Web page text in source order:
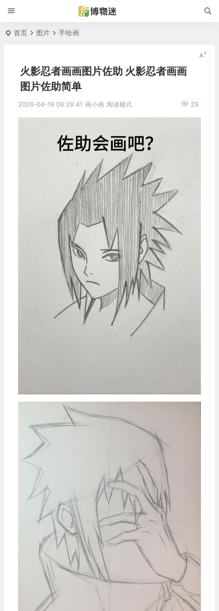
首页 图片 手绘画
火影忍者画画图片佐助 火影忍者画画
图片佐助简单
2026-04-19 08:26:41 画小画 29
阅读模式